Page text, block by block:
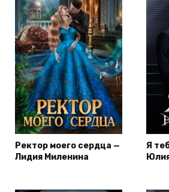
Ректор моего сердца —
Лидия Миленина
Я